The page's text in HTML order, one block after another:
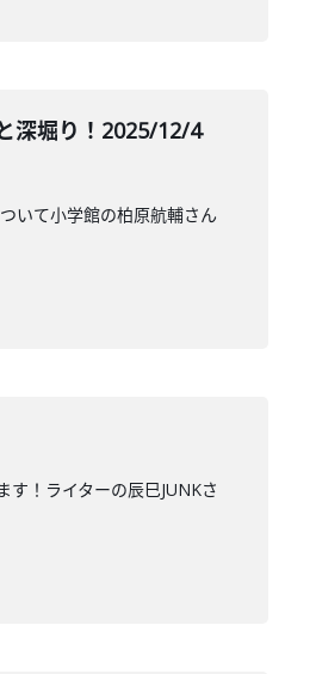
深堀り！2025/12/4
いて小学館の柏原航輔さん
！ライターの辰巳JUNKさ